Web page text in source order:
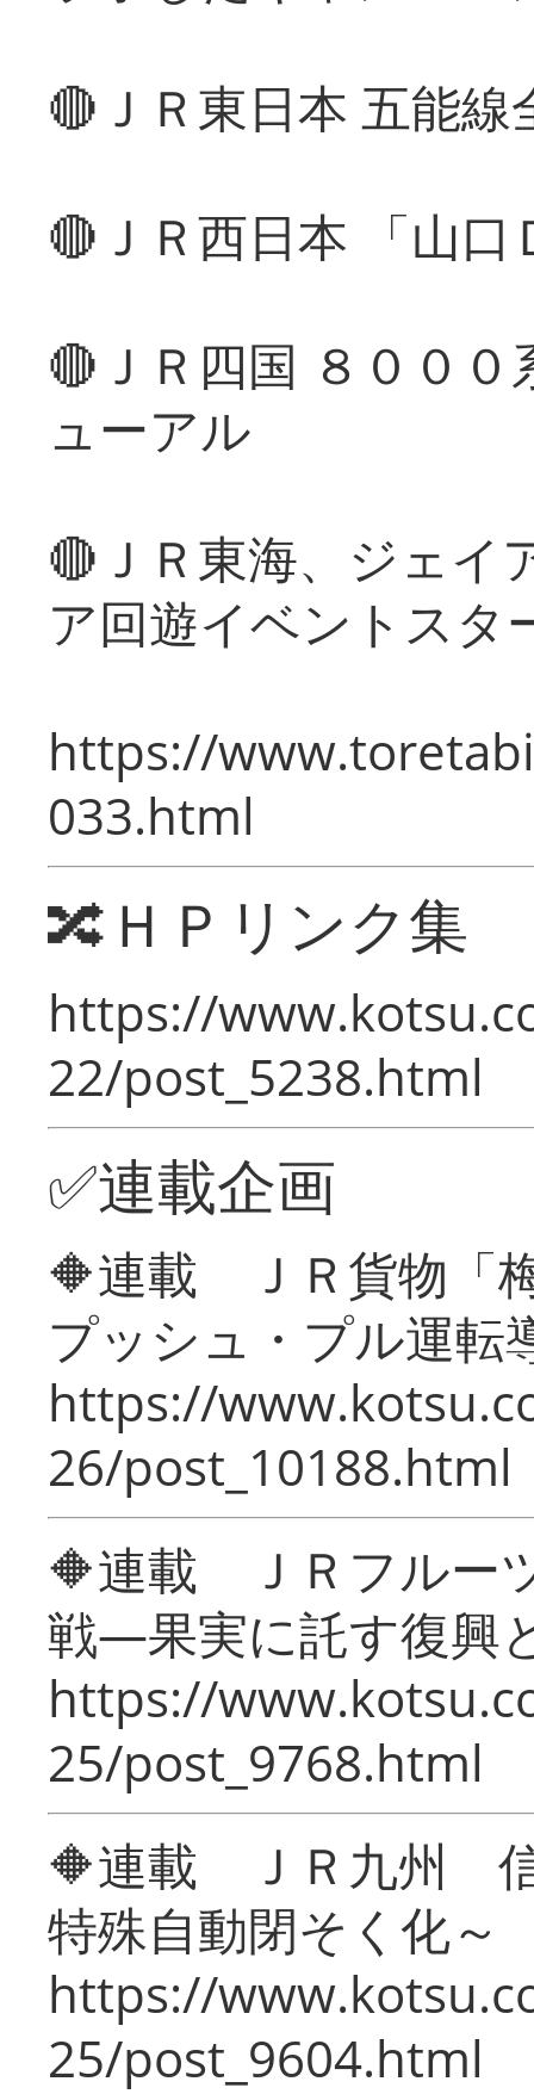
🔴ＪＲ東日本 五能
🔴ＪＲ西日本 「山
🔴ＪＲ四国 ８００
ューアル
🔴ＪＲ東海、ジェイ
ア回遊イベントスタ
https://
033.html
🔀ＨＰリンク集
https://
22/post_5238.html
✅連載企画
🔶連載 ＪＲ貨物「
プッシュ・プル運転
https://
26/post_10188.html
🔶連載 ＪＲフルー
戦―果実に託す復興
https://
25/post_9768.html
🔶連載 ＪＲ九州 信
特殊自動閉そく化～
https://
25/post_9604.html